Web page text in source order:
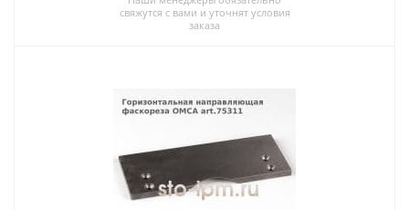
свяжутся с вами и уточнят условия
заказа